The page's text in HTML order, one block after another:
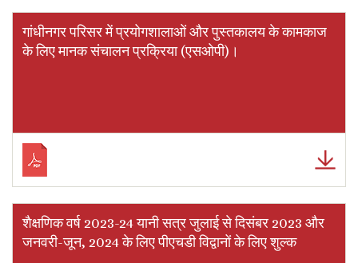
गांधीनगर परिसर में प्रयोगशालाओं और पुस्तकालय के कामकाज
के लिए मानक संचालन प्रक्रिया (एसओपी)।
शैक्षणिक वर्ष 2023-24 यानी सत्र जुलाई से दिसंबर 2023 और
जनवरी-जून, 2024 के लिए पीएचडी विद्वानों के लिए शुल्क